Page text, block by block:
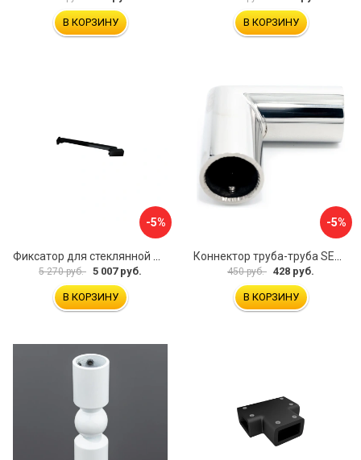
В КОРЗИНУ В КОРЗИНУ
-5%
5 270 руб. 5 007 руб.
В КОРЗИНУ
-5%
450 руб. 428 руб.
В КОРЗИНУ